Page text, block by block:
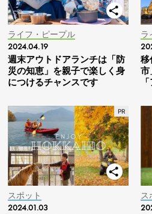
ライフ・ピープル
2024.04.19
週末アウトドアランチは「防
災の知恵」を親子で楽しく身
につけるチャンスです
ラ
移
市
スポット
2024.01.03
ス